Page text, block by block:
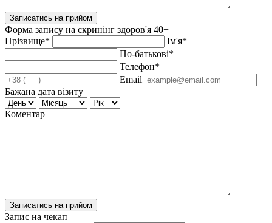
Записатись на прийом
Форма запису на скринінг здоров'я 40+
Прізвище*
Ім'я*
По-батькові*
Телефон*
Email
Бажана дата візиту
Коментар
Записатись на прийом
Запис на чекап